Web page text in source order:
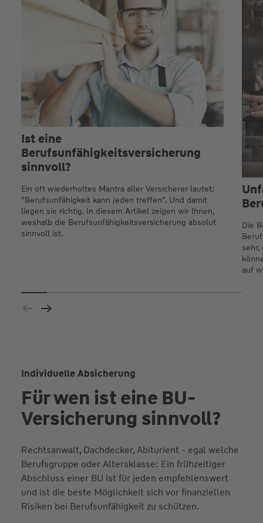
Ist eine
Berufsunfähigkeitsversicherung
sinnvoll?
Ein oft wiederholtes Mantra aller Versicherer lautet:
"Berufsunfähigkeit kann jeden treffen". Und damit
liegen sie richtig. In diesem Artikel zeigen wir Ihnen,
weshalb die Berufs­unfähigkeits­versicherung absolut
sinnvoll ist.
Die
auf
Individuelle Absicherung
Für wen ist eine BU-
Versicherung sinnvoll?
Rechtsanwalt, Dachdecker, Abiturient - egal welche
Berufsgruppe oder Altersklasse: Ein frühzeitiger
Abschluss einer BU ist für jeden empfehlenswert
und ist die beste Möglichkeit sich vor finanziellen
Risiken bei Berufsunfähigkeit zu schützen.